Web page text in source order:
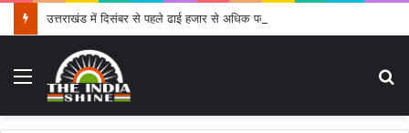
उत्तराखंड में दिसंबर से पहले ढाई हजार से अधिक पदों के लिए भरे जाएंगे फार्म
Menu